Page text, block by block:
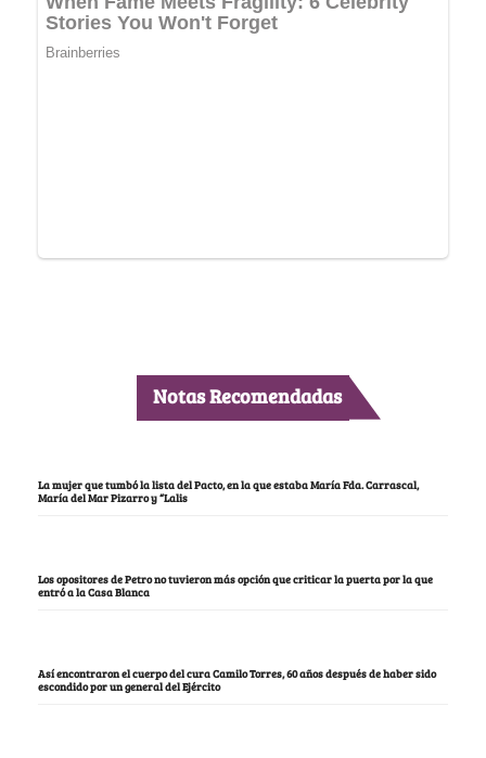
Notas Recomendadas
La mujer que tumbó la lista del Pacto, en la que estaba María Fda. Carrascal,
María del Mar Pizarro y “Lalis
Los opositores de Petro no tuvieron más opción que criticar la puerta por la que
entró a la Casa Blanca
Así encontraron el cuerpo del cura Camilo Torres, 60 años después de haber sido
escondido por un general del Ejército